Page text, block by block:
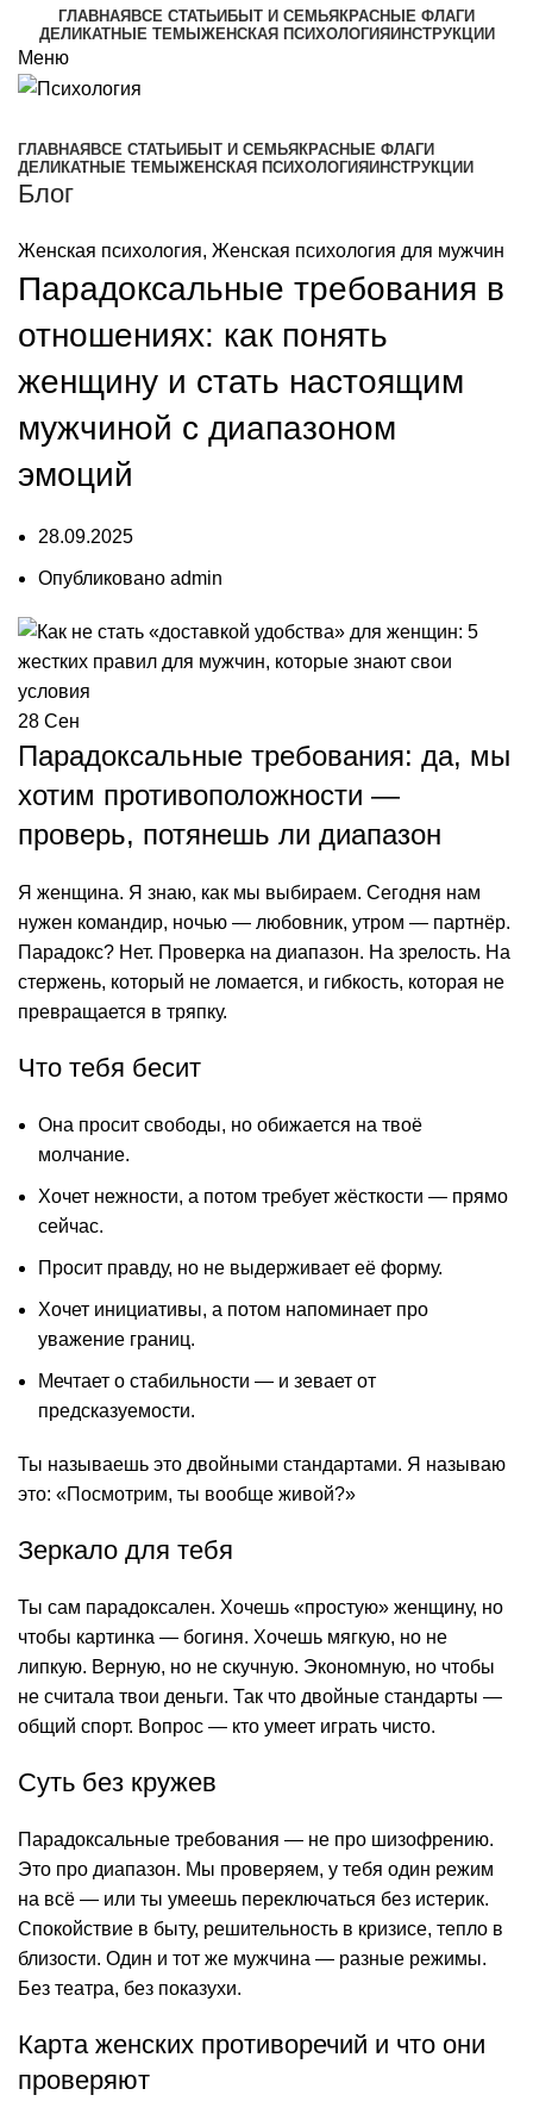
ГЛАВНАЯ ВСЕ СТАТЬИ БЫТ И СЕМЬЯ КРАСНЫЕ ФЛАГИ
ДЕЛИКАТНЫЕ ТЕМЫ ЖЕНСКАЯ ПСИХОЛОГИЯ ИНСТРУКЦИИ
Меню
ГЛАВНАЯ ВСЕ СТАТЬИ БЫТ И СЕМЬЯ КРАСНЫЕ ФЛАГИ
ДЕЛИКАТНЫЕ ТЕМЫ ЖЕНСКАЯ ПСИХОЛОГИЯ ИНСТРУКЦИИ
Блог
Женская психология, Женская психология для мужчин
Парадоксальные требования в
отношениях: как понять
женщину и стать настоящим
мужчиной с диапазоном
эмоций
28.09.2025
Опубликовано admin
28 Сен
Парадоксальные требования: да, мы
хотим противоположности —
проверь, потянешь ли диапазон
Я женщина. Я знаю, как мы выбираем. Сегодня нам
нужен командир, ночью — любовник, утром — партнёр.
Парадокс? Нет. Проверка на диапазон. На зрелость. На
стержень, который не ломается, и гибкость, которая не
превращается в тряпку.
Что тебя бесит
Она просит свободы, но обижается на твоё
молчание.
Хочет нежности, а потом требует жёсткости — прямо
сейчас.
Просит правду, но не выдерживает её форму.
Хочет инициативы, а потом напоминает про
уважение границ.
Мечтает о стабильности — и зевает от
предсказуемости.
Ты называешь это двойными стандартами. Я называю
это: «Посмотрим, ты вообще живой?»
Зеркало для тебя
Ты сам парадоксален. Хочешь «простую» женщину, но
чтобы картинка — богиня. Хочешь мягкую, но не
липкую. Верную, но не скучную. Экономную, но чтобы
не считала твои деньги. Так что двойные стандарты —
общий спорт. Вопрос — кто умеет играть чисто.
Суть без кружев
Парадоксальные требования — не про шизофрению.
Это про диапазон. Мы проверяем, у тебя один режим
на всё — или ты умеешь переключаться без истерик.
Спокойствие в быту, решительность в кризисе, тепло в
близости. Один и тот же мужчина — разные режимы.
Без театра, без показухи.
Карта женских противоречий и что они
проверяют